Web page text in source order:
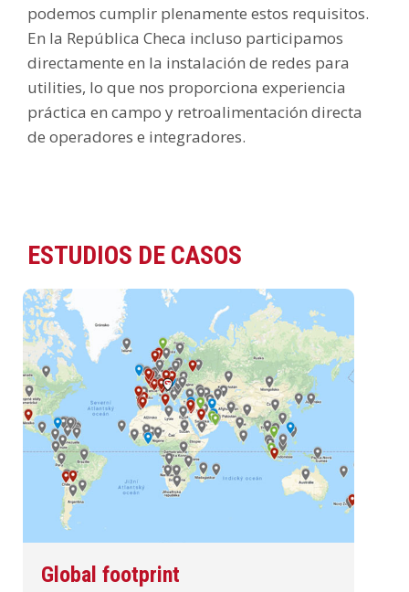
podemos cumplir plenamente estos requisitos.
En la República Checa incluso participamos
directamente en la instalación de redes para
utilities, lo que nos proporciona experiencia
práctica en campo y retroalimentación directa
de operadores e integradores.
ESTUDIOS DE CASOS
Global footprint